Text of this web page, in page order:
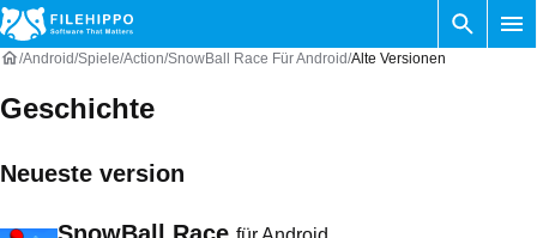
Android Spiele Action SnowBall Race Für Android Alte Versionen
Geschichte
Neueste version